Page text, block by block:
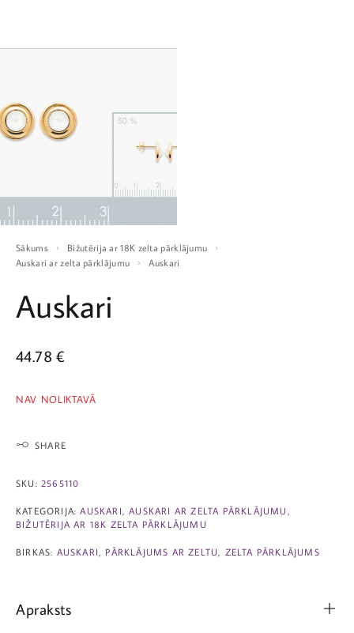
Sākums
Bižutērija ar 18K zelta pārklājumu
Auskari ar zelta pārklājumu
Auskari
Auskari
44.78€
NAV NOLIKTAVĀ
SHARE
SKU: 2565110
KATEGORIJA:AUSKARI ,AUSKARI AR ZELTA PĀRKLĀJUMU
BIŽUTĒRIJA AR 18K ZELTA PĀRKLĀJUMU
BIRKAS: AUSKARI PĀRKLĀJUMS AR ZELTU ZELTA PĀRKLĀJUMS
Apraksts